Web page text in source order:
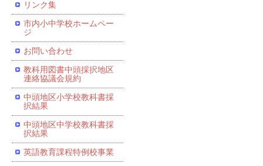
リンク集
市内小中学校ホームペー
ジ
お問い合わせ
教科用図書中頭採択地区
連絡協議会規約
中頭地区小学校教科書採
択結果
中頭地区中学校教科書採
択結果
英語教育課程特例校事業